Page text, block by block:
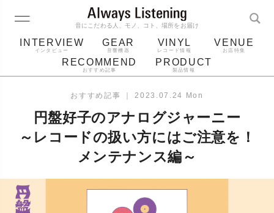
音にこだわる人、モノ、コト、場所をお届け
INTERVIEW
インタビュー
GEAR
音響機器
VINYL
レコード情報
VENUE
お店特集
RECOMMEND
おすすめ記事
PRODUCT
製品情報
ジャケット bluetooth
レコード針
おすすめ記事 ｜ 2023.07.24 Mon
円盤好子のアナログジャーニー
～レコードの扱い方にはご注意を！
メンテナンス編～